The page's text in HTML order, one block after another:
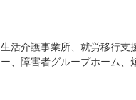
生活介護事業所、就労移行支
ー、障害者グループホーム、